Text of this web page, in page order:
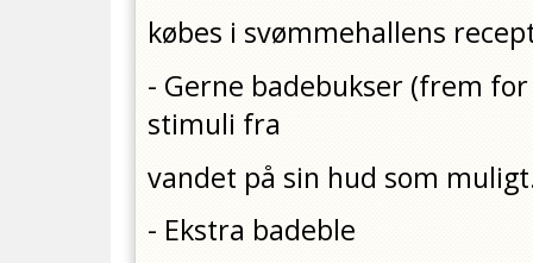
købes i svømmehallens
- Gerne badebukser (frem
stimuli fra
vandet på sin hud som
- Ekstra badeble